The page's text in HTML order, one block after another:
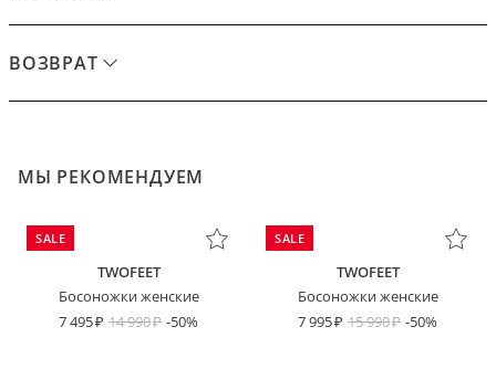
ВОЗВРАТ
МЫ РЕКОМЕНДУЕМ
SALE
TWOFEET
Босоножки женские
7 495
14 990 -50%
SALE
TWOFEET
Босоножки женские
7 995
15 990 -50%